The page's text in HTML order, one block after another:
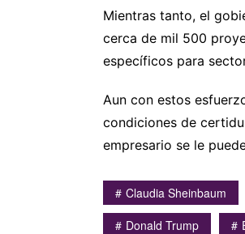
Mientras tanto, el
cerca de mil 500
específicos para
Aun con estos
condiciones de
empresario se le
Claudia Sheinbaum
Donald Trump